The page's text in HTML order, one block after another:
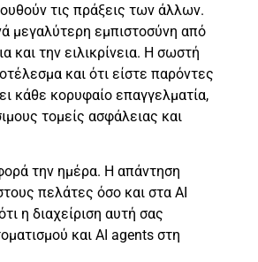
τις πράξεις των άλλων.
μεγαλύτερη εμπιστοσύνη από
και την ειλικρίνεια. Η σωστή
και ότι είστε παρόντες
κάθε κορυφαίο επαγγελματία,
τομείς ασφάλειας και
την ημέρα. Η απάντηση
πελάτες όσο και στα AI
η διαχείριση αυτή σας
και AI agents στη